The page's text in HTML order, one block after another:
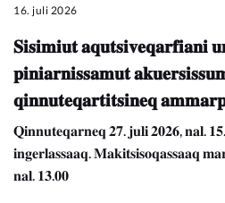
16. juli 2026
𝐒𝐢𝐬𝐢𝐦𝐢𝐮𝐭
𝐩𝐢𝐧𝐢𝐚𝐫𝐧𝐢𝐬𝐬𝐚𝐦𝐮𝐭
𝐪𝐢𝐧𝐧𝐮𝐭𝐞𝐪𝐚𝐫𝐭𝐢𝐭𝐬𝐢𝐧𝐞𝐪
𝐐𝐢𝐧𝐧𝐮𝐭𝐞𝐪𝐚𝐫𝐧𝐞𝐪 𝟐𝟕. 𝐣𝐮𝐥𝐢 𝟐𝟎𝟐𝟔, 𝐧𝐚𝐥.
𝐢𝐧𝐠𝐞𝐫𝐥𝐚𝐬𝐬𝐚𝐚𝐪. 𝐌𝐚𝐤𝐢𝐭𝐬𝐢𝐬𝐨𝐪𝐚𝐬𝐬𝐚𝐚𝐪
𝐧𝐚𝐥. 𝟏𝟑.𝟎𝟎